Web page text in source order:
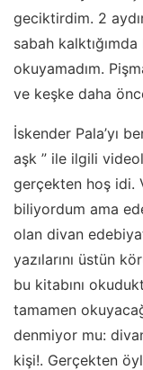
geciktirdim. 2
sabah
okuyamadım.
ve keşke daha
İskender Pala’yı
aşk ” ile ilgili
gerçekten hoş idi.
biliyordum ama
olan divan
yazılarını üstün
bu kitabını
tamamen
denmiyor mu:
kişi!. Gerçekten